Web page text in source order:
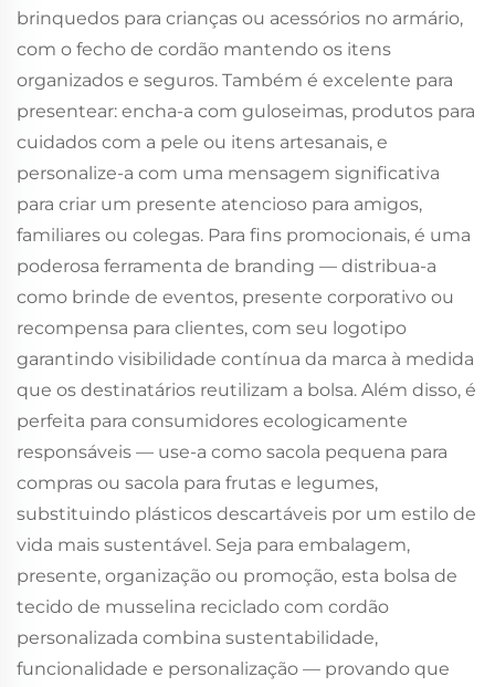
brinquedos para crianças ou acessórios no armário,
com o fecho de cordão mantendo os itens
organizados e seguros. Também é excelente para
presentear: encha-a com guloseimas, produtos para
cuidados com a pele ou itens artesanais, e
personalize-a com uma mensagem significativa
para criar um presente atencioso para amigos,
familiares ou colegas. Para fins promocionais, é uma
poderosa ferramenta de branding — distribua-a
como brinde de eventos, presente corporativo ou
recompensa para clientes, com seu logotipo
garantindo visibilidade contínua da marca à medida
que os destinatários reutilizam a bolsa. Além disso, é
perfeita para consumidores ecologicamente
responsáveis — use-a como sacola pequena para
compras ou sacola para frutas e legumes,
substituindo plásticos descartáveis por um estilo de
vida mais sustentável. Seja para embalagem,
presente, organização ou promoção, esta bolsa de
tecido de musselina reciclado com cordão
personalizada combina sustentabilidade,
funcionalidade e personalização — provando que